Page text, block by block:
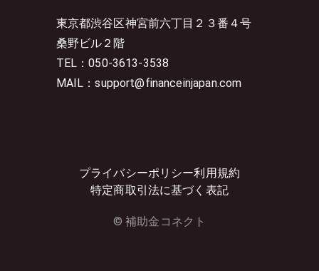
東京都渋谷区神宮前六丁目２３番４号
桑野ビル２階
TEL：050-3613-3538
MAIL：support@financeinjapan.com
プライバシーポリシー利用規約
特定商取引法に基づく表記
© 補助金コネクト